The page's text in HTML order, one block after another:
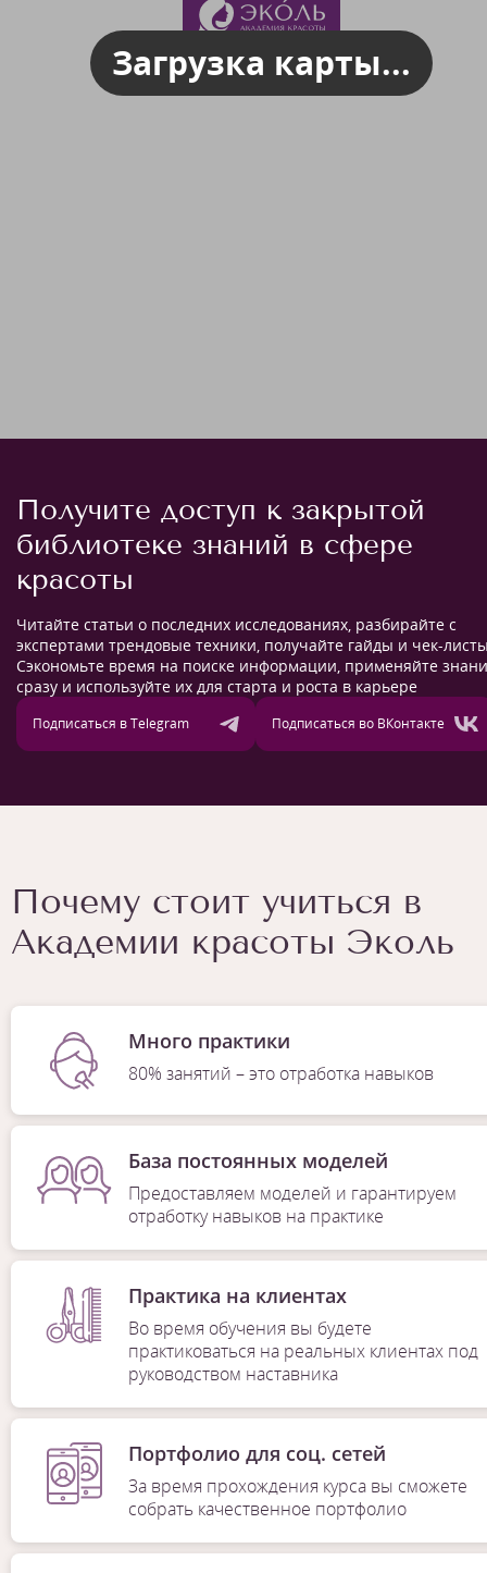
Загрузка карты...
Получите доступ к закрытой
библиотеке знаний в сфере
красоты
Читайте статьи о последних исследованиях, разбирайте с
экспертами трендовые техники, получайте гайды и чек-
Сэкономьте время на поиске информации, применяйте
сразу и используйте их для старта и роста в карьере
Подписаться в Telegram Подписаться во ВКонтакте
Почему стоит учиться в
Академии красоты Эколь
Много практики
80% занятий – это отработка навыков
База постоянных моделей
Предоставляем моделей и гарантируем
отработку навыков на практике
Практика на клиентах
Во время обучения вы будете
практиковаться на реальных клиентах под
руководством наставника
Портфолио для соц. сетей
За время прохождения курса вы сможете
собрать качественное портфолио